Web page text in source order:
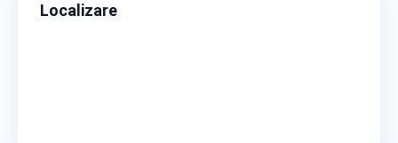
Localizare